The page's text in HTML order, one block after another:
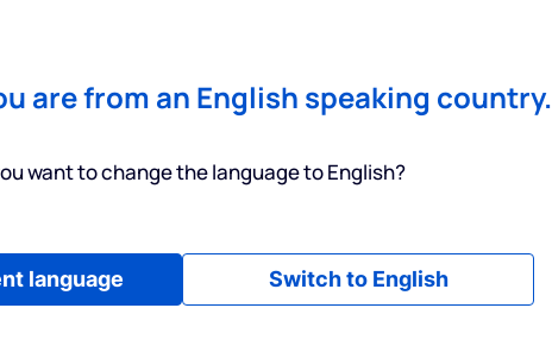
are from an English speaking country.
want to change the language to English?
Switch to English
language